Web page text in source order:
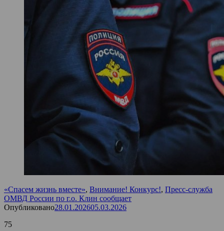
«Спасем жизнь вместе», Внимание! Конкурс!, Пресс-служба
ОМВД России по г.о. Клин сообщает
Опубликовано28.01.202605.03.2026
75